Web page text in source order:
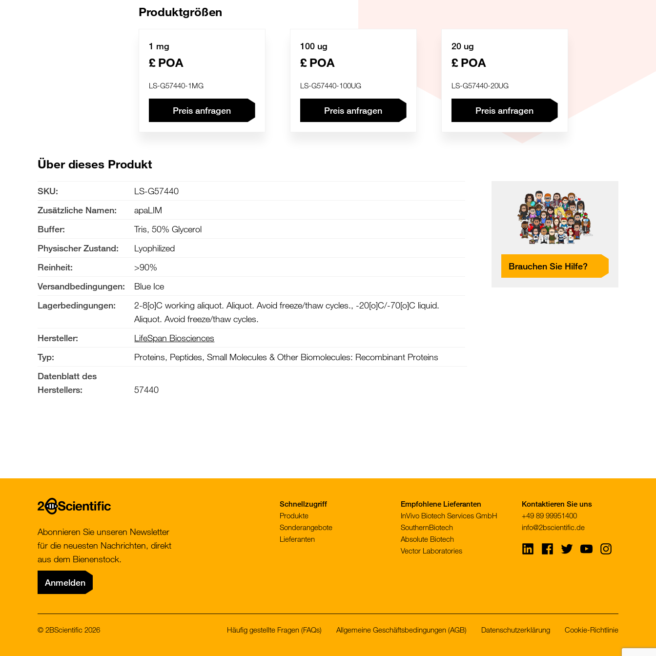
Produktgrößen
1 mg
£ POA
LS-G57440-1MG
Preis anfragen
100 ug
£ POA
LS-G57440-100UG
Preis anfragen
20 ug
£ POA
LS-G57440-20UG
Preis anfragen
Über dieses Produkt
SKU:
LS-G57440
Zusätzliche Namen:
apaLIM
Buffer:
Tris, 50% Glycerol
Physischer Zustand:
Lyophilized
Reinheit:
>90%
Versandbedingungen:
Blue Ice
Lagerbedingungen:
2-8[o]C working aliquot. Aliquot. Avoid freeze/thaw cycles., -20[o]C/-70[o]C liquid.
Aliquot. Avoid freeze/thaw cycles.
Hersteller:
LifeSpan Biosciences
Typ:
Proteins, Peptides, Small Molecules & Other Biomolecules: Recombinant Proteins
Datenblatt des
Herstellers:
57440
Brauchen Sie Hilfe?
Home
Abonnieren Sie unseren Newsletter
für die neuesten Nachrichten, direkt
aus dem Bienenstock.
Anmelden
Schnellzugriff
Produkte
Sonderangebote
Lieferanten
Empfohlene Lieferanten
InVivo Biotech Services GmbH
SouthernBiotech
Absolute Biotech
Vector Laboratories
Kontaktieren Sie uns
+49 89 99951400
info@2bscientific.de
Visit
on
Visit
on
Visit
us
on
Visit
us
on
Visit
us
on
© 2BScientific 2026 Häufig gestellte Fragen (FAQs) Allgemeine Geschäftsbedingungen (AGB) Datenschutzerklärung Cookie-Richtlinie